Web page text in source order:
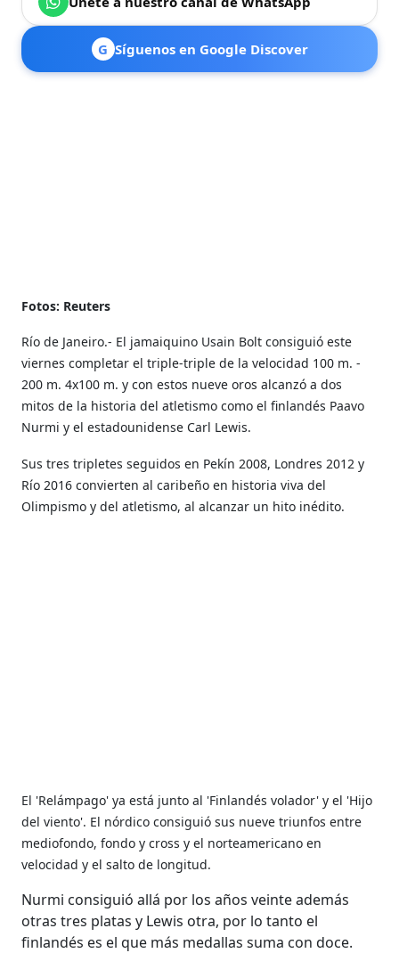
G Síguenos en Google Discover
Fotos: Reuters
Río de Janeiro.- El jamaiquino Usain Bolt consiguió este
viernes completar el triple-triple de la velocidad 100 m. -
200 m. 4x100 m. y con estos nueve oros alcanzó a dos
mitos de la historia del atletismo como el finlandés Paavo
Nurmi y el estadounidense Carl Lewis.
Sus tres tripletes seguidos en Pekín 2008, Londres 2012 y
Río 2016 convierten al caribeño en historia viva del
Olimpismo y del atletismo, al alcanzar un hito inédito.
El 'Relámpago' ya está junto al 'Finlandés volador' y el 'Hijo
del viento'. El nórdico consiguió sus nueve triunfos entre
mediofondo, fondo y cross y el norteamericano en
velocidad y el salto de longitud.
Nurmi consiguió allá por los años veinte además
otras tres platas y Lewis otra, por lo tanto el
finlandés es el que más medallas suma con doce.